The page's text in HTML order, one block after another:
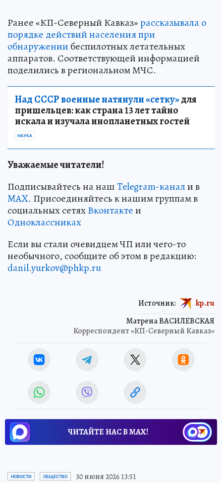
Ранее «КП-Северный Кавказ»рассказывала о
порядке действий населения при
обнаружении беспилотных летательных
аппаратов. Соответствующей информацией
поделились в региональном МЧС.
Над СССР военные натянули «сетку»для
пришельцев: как страна 13 лет тайно
искала и изучала инопланетных гостей
НАУКА
Уважаемые читатели!
Подписывайтесь на нашTelegram-канали в
MAX. Присоединяйтесь к нашим группам в
социальных сетяхВконтактеи
Одноклассниках
Если вы стали очевидцем ЧП или чего-то
необычного, сообщите об этом в редакцию:
danil.yurkov@phkp.ru
Матрена ВАСИЛЕВСКАЯ
Корреспондент «КП-Северный Кавказ»
Источник: kp.ru
ЧИТАЙТЕ НАС В МАХ!
НОВОСТИ ОБЩЕСТВО 30 июня 2026 13:51